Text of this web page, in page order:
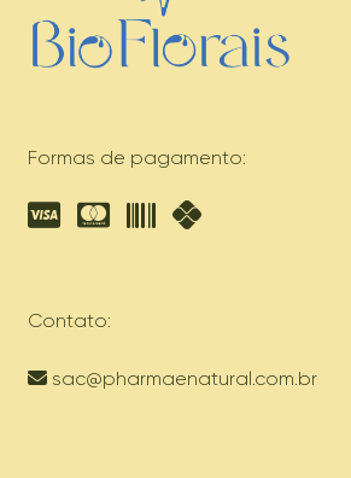
Formas de pagamento:
Contato:
sac@pharmaenatural.com.br